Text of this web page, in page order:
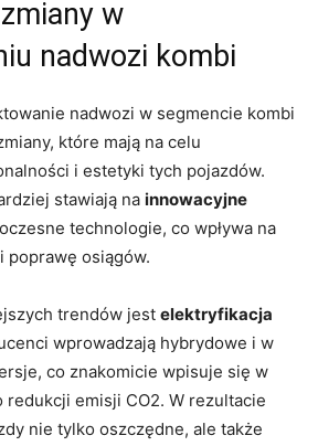
w
nadwozi kombi
nadwozi w segmencie kombi
które mają na celu
i estetyki tych pojazdów.
‍stawiają na innowacyjne
technologie, co wpływa⁣ na
poprawę osiągów.
trendów ⁣jest elektryfikacja
wprowadzają hybrydowe i w
co‍ znakomicie wpisuje się w
redukcji emisji CO2. ​W‍ rezultacie
nie tylko oszczędne, ale także⁤